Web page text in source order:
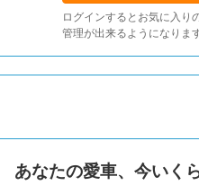
ログインするとお気に入り
管理が出来るようになりま
あなたの愛車、今いく